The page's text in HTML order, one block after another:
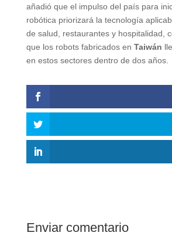
añadió que el impulso del país para
robótica priorizará la tecnología
de salud, restaurantes y hospitalidad,
que los robots fabricados en Taiwán
en estos sectores dentro de dos años.
Enviar comentario